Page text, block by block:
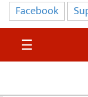
प्रमुख
समाचार
सुदुर
Facebook
☰